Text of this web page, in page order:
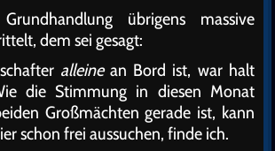
übrigens massive
dem sei gesagt:
alleinean Bord ist, war halt
die Stimmung in diesen Monat
Großmächten gerade ist, kann
schon frei aussuchen, finde ich.